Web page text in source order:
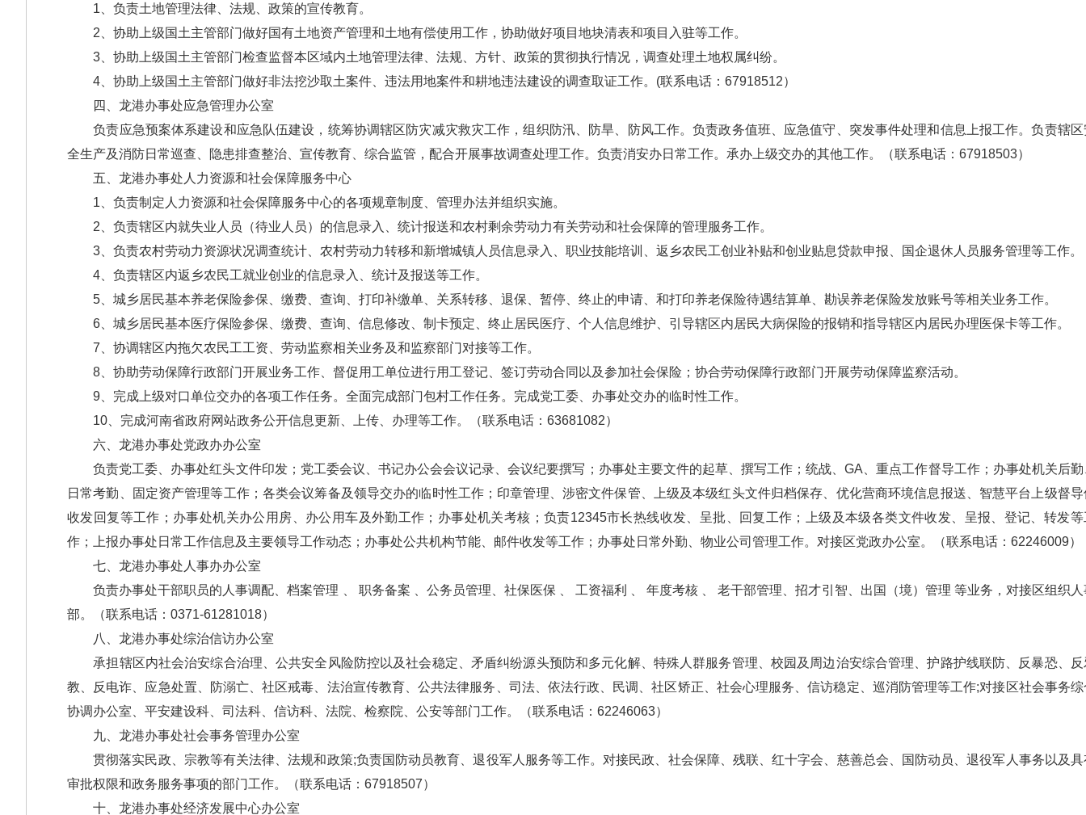
1、负责土地管理法律、法规、政策的宣传教育。
2、协助上级国土主管部门做好国有土地资产管理和土地有偿使用工作，协助做好项目地块清表和项目入驻等工作。
3、协助上级国土主管部门检查监督本区域内土地管理法律、法规、方针、政策的贯彻执行情况，调查处理土地权属纠纷。
4、协助上级国土主管部门做好非法挖沙取土案件、违法用地案件和耕地违法建设的调查取证工作。(联系电话：67918512）
四、龙港办事处应急管理办公室
负责应急预案体系建设和应急队伍建设，统筹协调辖区防灾减灾救灾工作，组织防汛、防旱、防风工作。负责政务值班、应急值守、突发事件处理和信息上报工作。负责辖区
全生产及消防日常巡查、隐患排查整治、宣传教育、综合监管，配合开展事故调查处理工作。负责消安办日常工作。承办上级交办的其他工作。（联系电话：67918503）
五、龙港办事处人力资源和社会保障服务中心
1、负责制定人力资源和社会保障服务中心的各项规章制度、管理办法并组织实施。
2、负责辖区内就失业人员（待业人员）的信息录入、统计报送和农村剩余劳动力有关劳动和社会保障的管理服务工作。
3、负责农村劳动力资源状况调查统计、农村劳动力转移和新增城镇人员信息录入、职业技能培训、返乡农民工创业补贴和创业贴息贷款申报、国企退休人员服务管理等工作。
4、负责辖区内返乡农民工就业创业的信息录入、统计及报送等工作。
5、城乡居民基本养老保险参保、缴费、查询、打印补缴单、关系转移、退保、暂停、终止的申请、和打印养老保险待遇结算单、勘误养老保险发放账号等相关业务工作。
6、城乡居民基本医疗保险参保、缴费、查询、信息修改、制卡预定、终止居民医疗、个人信息维护、引导辖区内居民大病保险的报销和指导辖区内居民办理医保卡等工作。
7、协调辖区内拖欠农民工工资、劳动监察相关业务及和监察部门对接等工作。
8、协助劳动保障行政部门开展业务工作、督促用工单位进行用工登记、签订劳动合同以及参加社会保险；协合劳动保障行政部门开展劳动保障监察活动。
9、完成上级对口单位交办的各项工作任务。全面完成部门包村工作任务。完成党工委、办事处交办的临时性工作。
10、完成河南省政府网站政务公开信息更新、上传、办理等工作。（联系电话：63681082）
六、龙港办事处党政办办公室
负责党工委、办事处红头文件印发；党工委会议、书记办公会会议记录、会议纪要撰写；办事处主要文件的起草、撰写工作；统战、GA、重点工作督导工作；办事处机关后勤
日常考勤、固定资产管理等工作；各类会议筹备及领导交办的临时性工作；印章管理、涉密文件保管、上级及本级红头文件归档保存、优化营商环境信息报送、智慧平台上级督导
收发回复等工作；办事处机关办公用房、办公用车及外勤工作；办事处机关考核；负责12345市长热线收发、呈批、回复工作；上级及本级各类文件收发、呈报、登记、转发等
作；上报办事处日常工作信息及主要领导工作动态；办事处公共机构节能、邮件收发等工作；办事处日常外勤、物业公司管理工作。对接区党政办公室。（联系电话：62246009）
七、龙港办事处人事办办公室
负责办事处干部职员的人事调配、档案管理 、 职务备案 、公务员管理、社保医保 、 工资福利 、 年度考核 、 老干部管理、招才引智、出国（境）管理 等业务，对接区组织人
部。（联系电话：0371-61281018）
八、龙港办事处综治信访办公室
承担辖区内社会治安综合治理、公共安全风险防控以及社会稳定、矛盾纠纷源头预防和多元化解、特殊人群服务管理、校园及周边治安综合管理、护路护线联防、反暴恐、反
教、反电诈、应急处置、防溺亡、社区戒毒、法治宣传教育、公共法律服务、司法、依法行政、民调、社区矫正、社会心理服务、信访稳定、巡消防管理等工作;对接区社会事务综
协调办公室、平安建设科、司法科、信访科、法院、检察院、公安等部门工作。（联系电话：62246063）
九、龙港办事处社会事务管理办公室
贯彻落实民政、宗教等有关法律、法规和政策;负责国防动员教育、退役军人服务等工作。对接民政、社会保障、残联、红十字会、慈善总会、国防动员、退役军人事务以及具
审批权限和政务服务事项的部门工作。（联系电话：67918507）
十、龙港办事处经济发展中心办公室